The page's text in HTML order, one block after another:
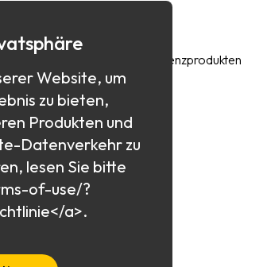
Kurzanleitungen
Keeper verglichen mit Konkurrenzprodukten
Wissensbibliothek
Passkey-Verzeichnis
Blog
Sitemap
Webinare von Keeper
Entwickler
Website, um
zu bieten,
Produkten und
Datenverkehr zu
lesen Sie bitte
of-use/?
a>.